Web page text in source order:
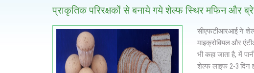
प्राकृतिक परिरक्षकों से बनाये गये शेल्फ स्थिर मफिन और
सीएफटीआरआई ने शेल्फ
माइक्रोबियल और
भी कहा जाता है, में
शेल्फ लाइफ 2-3 दिन